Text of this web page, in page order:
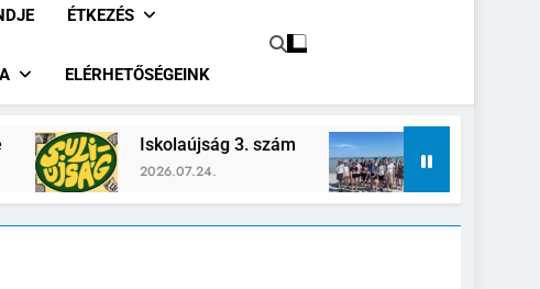
ÉTKEZÉS
ELÉRHETŐSÉGEINK
Iskolaújság 3. szám
2026.07.24.
Zánka-Erzsébettábor
2026.06.26.